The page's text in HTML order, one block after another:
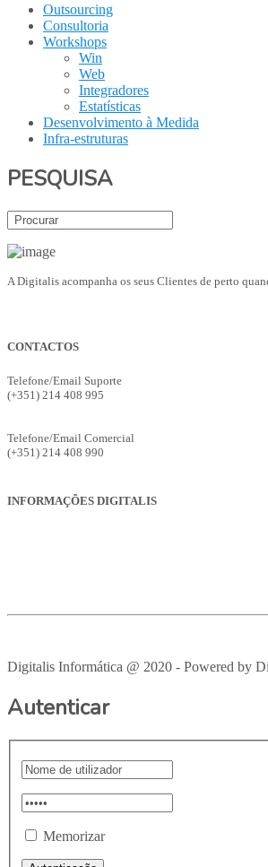
Outsourcing
Consultoria
Workshops
Win
Web
Integradores
Estatísticas
Desenvolvimento à Medida
Infra-estruturas
PESQUISA
A Digitalis acompanha os seus Clientes de perto
CONTACTOS
Telefone/Email Suporte
(+351) 214 408 995
Telefone/Email Comercial
(+351) 214 408 990
INFORMAÇÕES DIGITALIS
Digitalis Informática @ 2020 - Powered by
Autenticar
Memorizar